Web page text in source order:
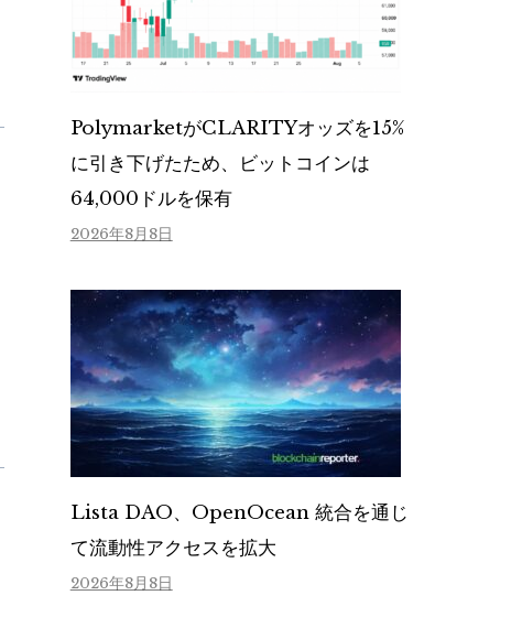
PolymarketがCLARITYオッズを15%
に引き下げたため、ビットコインは
64,000ドルを保有
2026年8月8日
Lista DAO、OpenOcean 統合を通じ
て流動性アクセスを拡大
2026年8月8日